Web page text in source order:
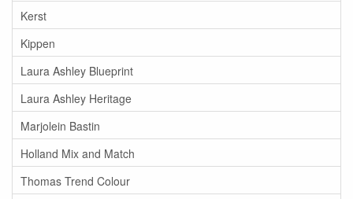
Kerst
Kippen
Laura Ashley Blueprint
Laura Ashley Heritage
Marjolein Bastin
Holland Mix and Match
Thomas Trend Colour